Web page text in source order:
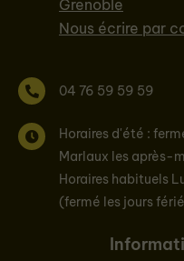
Grenoble
Nous écrire par
04 76 59 59 59
Horaires d'été :
Marlaux les après-
Horaires habituels
(fermé les jours